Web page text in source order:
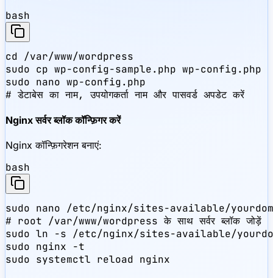
bash
cd /var/www/wordpress
sudo cp wp-config-sample.php wp-config.php
sudo nano wp-config.php
# डेटाबेस का नाम, उपयोगकर्ता नाम और पासवर्ड अपडेट करें
Nginx सर्वर ब्लॉक कॉन्फ़िगर करें
Nginx कॉन्फ़िगरेशन बनाएं:
bash
sudo nano /etc/nginx/sites-available/
# root /var/www/wordpress के साथ सर्वर ब्लॉक जोड़ें
sudo ln -s /etc/nginx/sites-available/
sudo nginx -t
sudo systemctl reload nginx